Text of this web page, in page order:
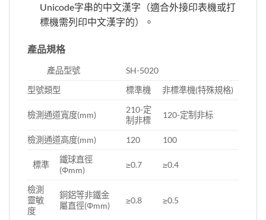
Unicode字串的中文漢字（適合外接印表機或打
標機需列印中文漢字的）。
產品規格
產品型號
SH-5020
型號類型
標準機 非標準機(特殊規格)
檢測通道寬度(mm)
210-定
制非標
120-定制非标
檢測通道高度(mm) 120 100
標準
鐵球直徑
(Φmm)
≥0.7 ≥0.4
檢測
靈敏
度
銅鋁等非鐵金
屬直徑(Φmm)
≥0.8 ≥0.5